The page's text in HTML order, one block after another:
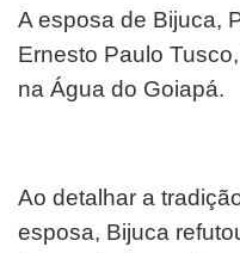
A esposa de Bijuca,
Ernesto Paulo
na Água do Goiapá.
Ao detalhar a
esposa, Bijuca